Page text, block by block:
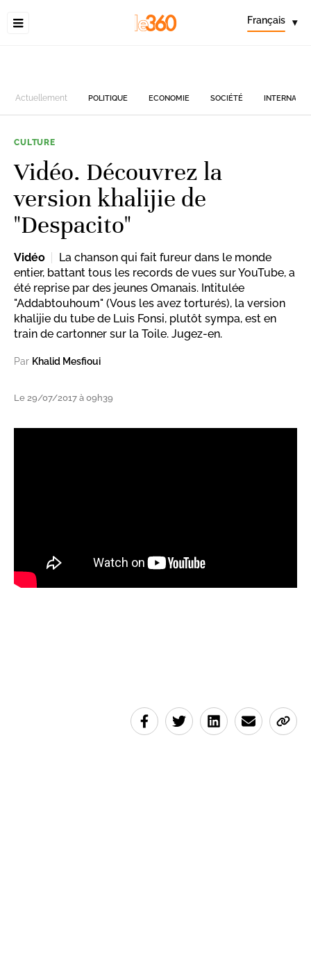
Français ▾
Actuellement POLITIQUE ECONOMIE SOCIÉTÉ
CULTURE
Vidéo. Découvrez la
version khalijie de
"Despacito"
Vidéo
La chanson qui fait fureur dans le monde
entier, battant tous les records de vues sur YouTube, a
été reprise par des jeunes Omanais. Intitulée
"Addabtouhoum" (Vous les avez torturés), la version
khalijie du tube de Luis Fonsi, plutôt sympa, est en
train de cartonner sur la Toile. Jugez-en.
Par Khalid Mesfioui
Le 29/07/2017 à 09h39